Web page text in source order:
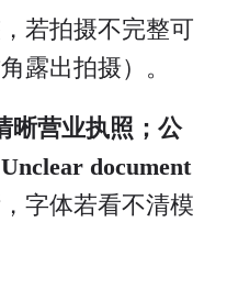
若拍摄不完整可
露出拍摄）。
晰营业执照；公
document
字体若看不清模